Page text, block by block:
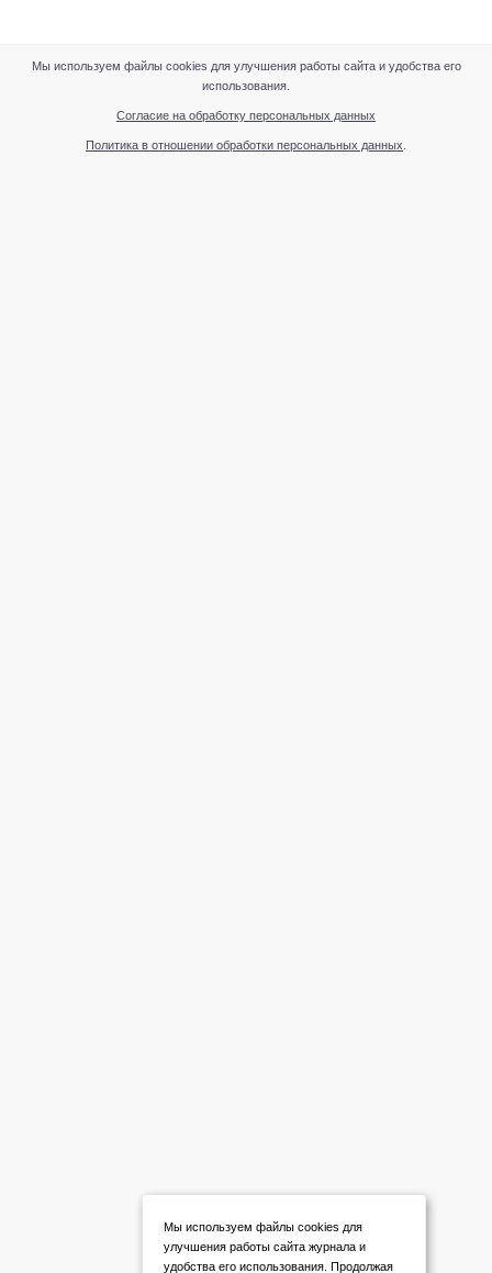
Мы используем файлы cookies для
улучшения работы сайта журнала и
удобства его использования. Продолжая
Мы используем файлы cookies для улучшения работы сайта и удобства его
использования.
Согласие на обработку персональных данных
Политика в отношении обработки персональных данных